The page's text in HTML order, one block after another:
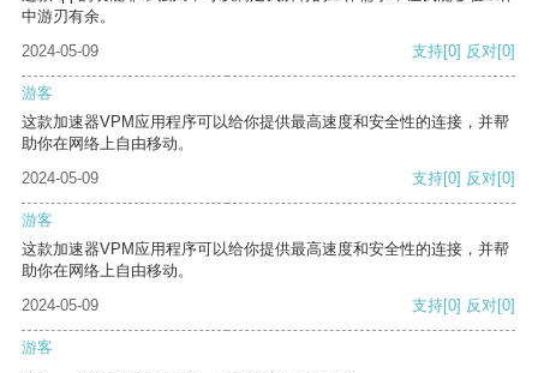
中游刃有余。
2024-05-09
支持[0] 反对[0]
游客
这款加速器VPM应用程序可以给你提供最高速度和安全性的连接，并帮
助你在网络上自由移动。
2024-05-09
支持[0] 反对[0]
游客
这款加速器VPM应用程序可以给你提供最高速度和安全性的连接，并帮
助你在网络上自由移动。
2024-05-09
支持[0] 反对[0]
游客